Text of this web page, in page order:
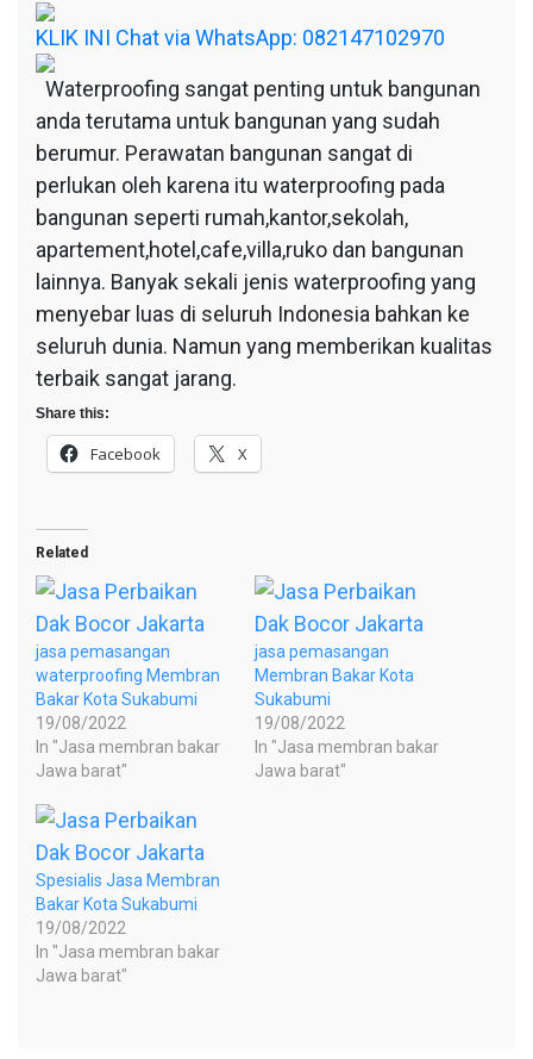
KLIK INI Chat via WhatsApp: 082147102970
Waterproofing sangat penting untuk bangunan
anda terutama untuk bangunan yang sudah
berumur. Perawatan bangunan sangat di
perlukan oleh karena itu waterproofing pada
bangunan seperti rumah,kantor,sekolah,
apartement,hotel,cafe,villa,ruko dan bangunan
lainnya. Banyak sekali jenis waterproofing yang
menyebar luas di seluruh Indonesia bahkan ke
seluruh dunia. Namun yang memberikan kualitas
terbaik sangat jarang.
Share this:
Facebook X
Related
jasa pemasangan
waterproofing Membran
Bakar Kota Sukabumi
19/08/2022
In "Jasa membran bakar
Jawa barat"
jasa pemasangan
Membran Bakar Kota
Sukabumi
19/08/2022
In "Jasa membran bakar
Jawa barat"
Spesialis Jasa Membran
Bakar Kota Sukabumi
19/08/2022
In "Jasa membran bakar
Jawa barat"